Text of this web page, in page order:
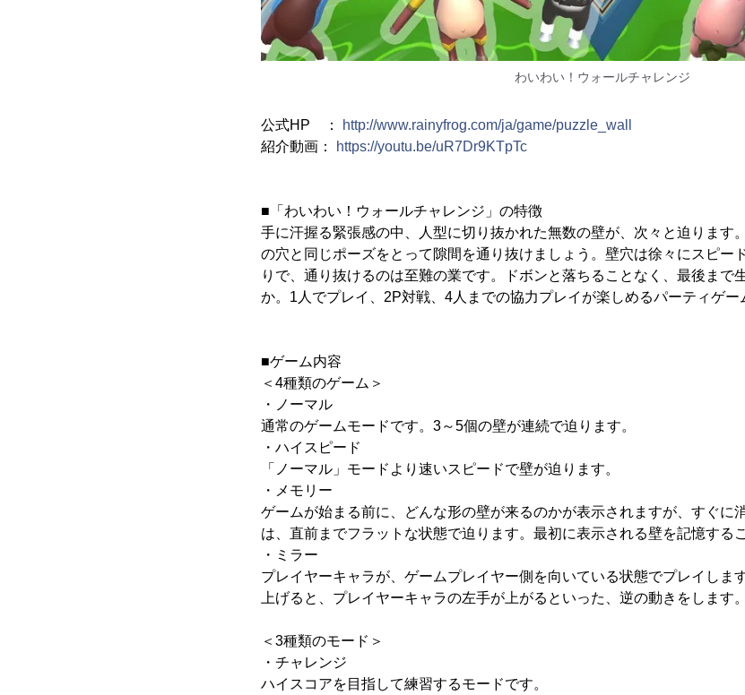
わいわい！ウォールチャレンジ
公式HP ：
http://www.rainyfrog.com/ja/game/puzzle_wall
紹介動画：
https://youtu.be/uR7Dr9KTpTc
■「わいわい！ウォールチャレンジ」の特徴
手に汗握る緊張感の中、人型に切り抜かれた無数の壁が、次々と迫ります
の穴と同じポーズをとって隙間を通り抜けましょう。壁穴は徐々にスピー
りで、通り抜けるのは至難の業です。ドボンと落ちることなく、最後まで
か。1人でプレイ、2P対戦、4人までの協力プレイが楽しめるパーティゲー
■ゲーム内容
＜4種類のゲーム＞
・ノーマル
通常のゲームモードです。3～5個の壁が連続で迫ります。
・ハイスピード
「ノーマル」モードより速いスピードで壁が迫ります。
・メモリー
ゲームが始まる前に、どんな形の壁が来るのかが表示されますが、すぐに
は、直前までフラットな状態で迫ります。最初に表示される壁を記憶する
・ミラー
プレイヤーキャラが、ゲームプレイヤー側を向いている状態でプレイしま
上げると、プレイヤーキャラの左手が上がるといった、逆の動きをします。
＜3種類のモード＞
・チャレンジ
ハイスコアを目指して練習するモードです。